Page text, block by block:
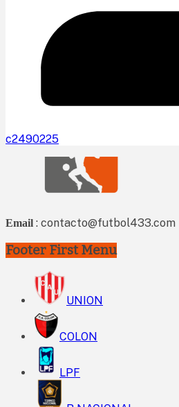
c2490225
Email : contacto@futbol433.com
Footer First Menu
UNION
COLON
LPF